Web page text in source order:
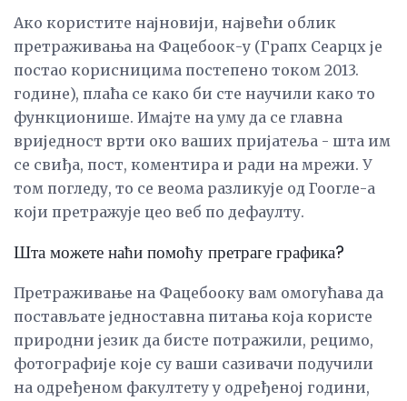
Ако користите најновији, највећи облик
претраживања на Фацебоок-у (Грапх Сеарцх је
постао корисницима постепено током 2013.
године), плаћа се како би сте научили како то
функционише. Имајте на уму да се главна
вриједност врти око ваших пријатеља - шта им
се свиђа, пост, коментира и ради на мрежи. У
том погледу, то се веома разликује од Гоогле-а
који претражује цео веб по дефаулту.
Шта можете наћи помоћу претраге графика?
Претраживање на Фацебооку вам омогућава да
постављате једноставна питања која користе
природни језик да бисте потражили, рецимо,
фотографије које су ваши сазивачи подучили
на одређеном факултету у одређеној години,